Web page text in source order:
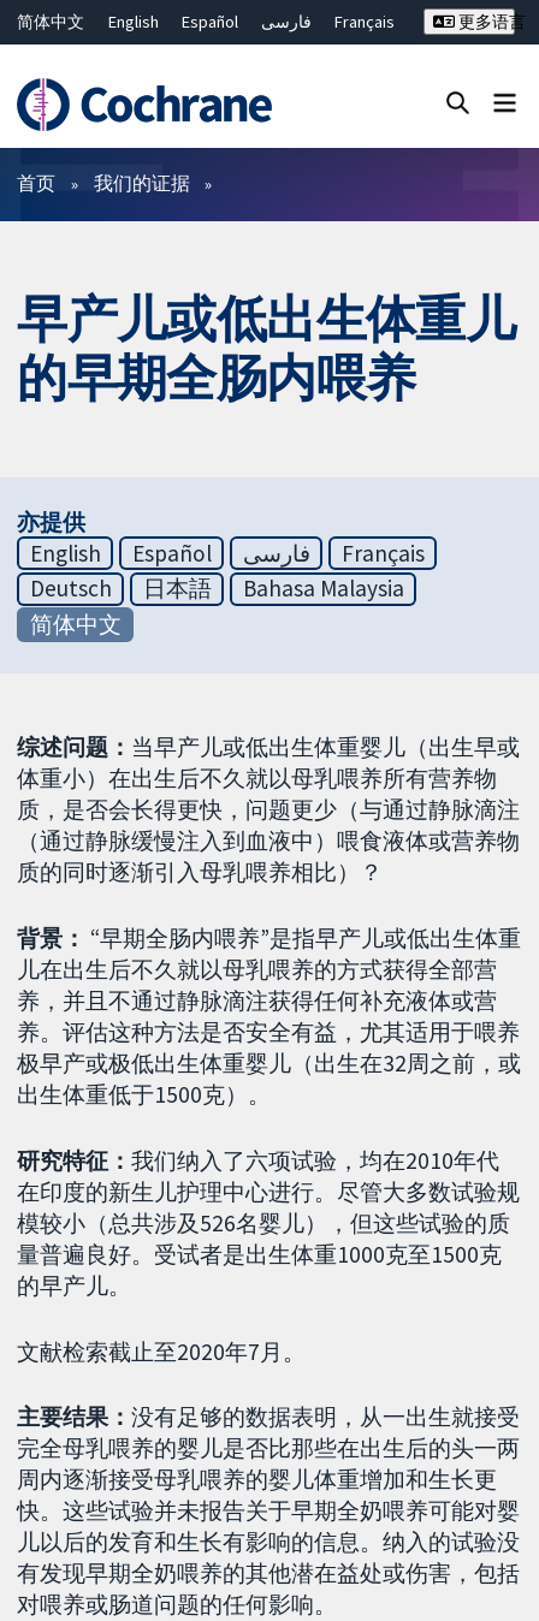
简体中文 English Español فارسی
Français
ไทย
繁體中文
更多语言
过滤
首页 我们的证据
早产儿或低出生体重儿
的早期全肠内喂养
亦提供
English
Español فارسی
Français
Deutsch
日本語
Bahasa Malaysia
简体中文
综述问题： 当早产儿或低出生体重婴儿（出生早或
体重小）在出生后不久就以母乳喂养所有营养物
质，是否会长得更快，问题更少（与通过静脉滴注
（通过静脉缓慢注入到血液中）喂食液体或营养物
质的同时逐渐引入母乳喂养相比）？
背景： “早期全肠内喂养”是指早产儿或低出生体重
儿在出生后不久就以母乳喂养的方式获得全部营
养，并且不通过静脉滴注获得任何补充液体或营
养。评估这种方法是否安全有益，尤其适用于喂养
极早产或极低出生体重婴儿（出生在32周之前，或
出生体重低于1500克）。
研究特征：我们纳入了六项试验，均在2010年代
在印度的新生儿护理中心进行。尽管大多数试验规
模较小（总共涉及526名婴儿），但这些试验的质
量普遍良好。受试者是出生体重1000克至1500克
的早产儿。
文献检索截止至2020年7月。
主要结果：没有足够的数据表明，从一出生就接受
完全母乳喂养的婴儿是否比那些在出生后的头一两
周内逐渐接受母乳喂养的婴儿体重增加和生长更
快。这些试验并未报告关于早期全奶喂养可能对婴
儿以后的发育和生长有影响的信息。纳入的试验没
有发现早期全奶喂养的其他潜在益处或伤害，包括
对喂养或肠道问题的任何影响。